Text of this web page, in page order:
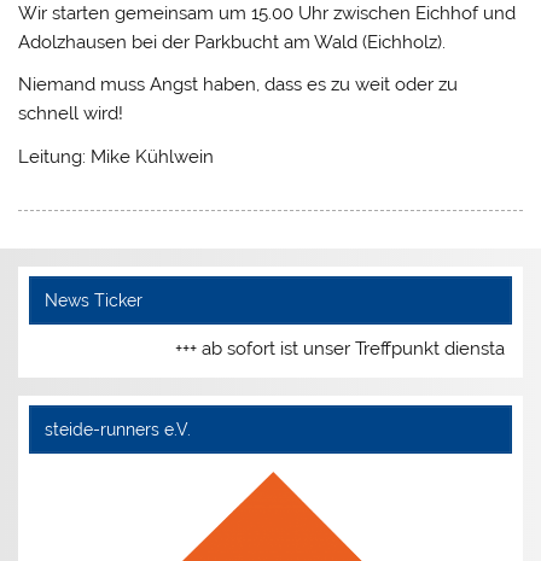
Wir starten gemeinsam um 15.00 Uhr zwischen Eichhof und
Adolzhausen bei der Parkbucht am Wald (Eichholz).
Niemand muss Angst haben, dass es zu weit oder zu
schnell wird!
Leitung: Mike Kühlwein
News Ticker
+++ ab sofort ist unser Treffpunkt dienstags
steide-runners e.V.